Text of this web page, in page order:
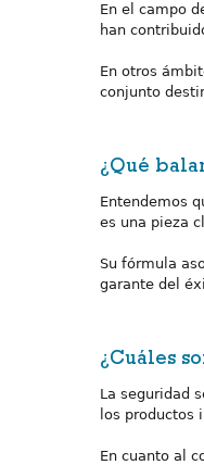
En el campo
han
En otros
conjunto
¿Qué
Entendemos
es una pieza
Su fórmula
garante del
¿Cuáles
La seguridad
los productos
En cuanto al